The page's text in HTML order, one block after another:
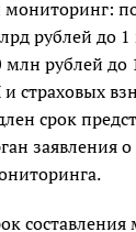
мониторинг:
рублей до
млн рублей до
страховых
срок
заявления